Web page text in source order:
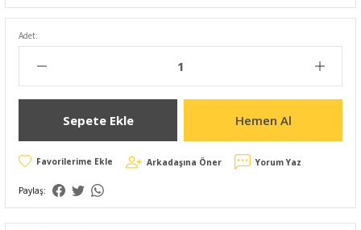
Adet:
Sepete Ekle Hemen Al
Arkadaşına Öner Yorum Yaz
Paylaş: